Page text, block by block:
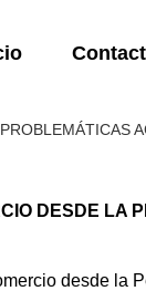
DESDE LA
desde la